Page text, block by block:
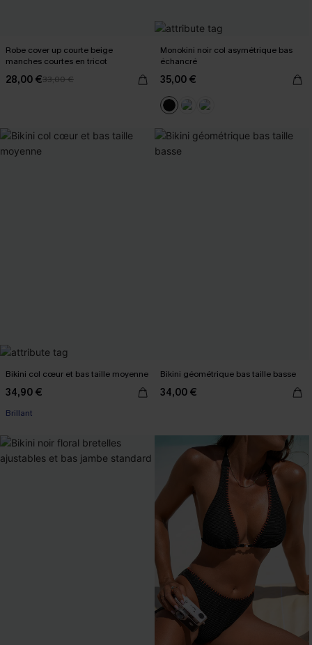
Robe cover up courte beige
manches courtes en tricot
28,00 €33,00 €
Monokini noir col asymétrique bas
échancré
35,00 €
Bikini col cœur et bas taille moyenne
34,90 €
Brillant
Bikini géométrique bas taille basse
34,00 €